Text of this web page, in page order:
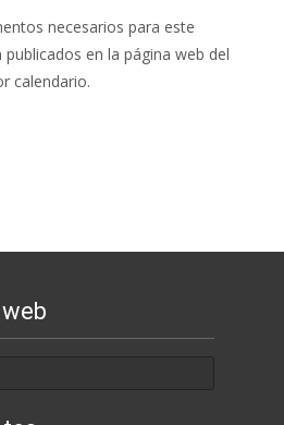
necesarios para este
en la página web del
calendario.